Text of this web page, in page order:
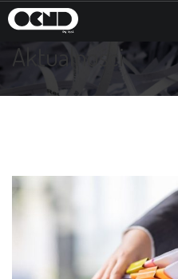
Aktualności